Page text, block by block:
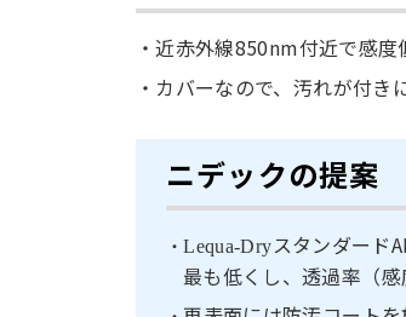
近赤外線850nm付近で感度
カバーなので、汚れが付き
ニデックの提案
Lequa-Dryスタンダード
最も低くし、透過率（感